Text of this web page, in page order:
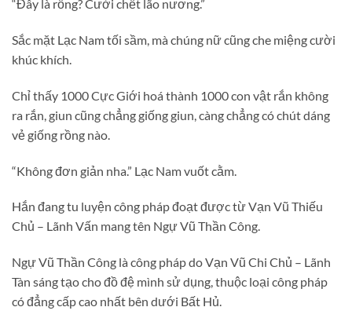
“Đây là rồng? Cười chết lão nương.”
Sắc mặt Lạc Nam tối sầm, mà chúng nữ cũng che miệng cười
khúc khích.
Chỉ thấy 1000 Cực Giới hoá thành 1000 con vật rắn không
ra rắn, giun cũng chẳng giống giun, càng chẳng có chút dáng
vẻ giống rồng nào.
“Không đơn giản nha.” Lạc Nam vuốt cằm.
Hắn đang tu luyện công pháp đoạt được từ Vạn Vũ Thiếu
Chủ – Lãnh Vấn mang tên Ngự Vũ Thần Công.
Ngự Vũ Thần Công là công pháp do Vạn Vũ Chi Chủ – Lãnh
Tàn sáng tạo cho đồ đệ mình sử dụng, thuộc loại công pháp
có đẳng cấp cao nhất bên dưới Bất Hủ.